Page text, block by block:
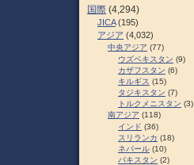
国際 (4,294)
JICA(195)
アジア (4,032)
中央アジア (77)
ウズベキスタン (9)
カザフスタン (6)
キルギス (15)
タジキスタン (7)
トルクメニスタン (3)
南アジア (118)
インド (36)
スリランカ (18)
ネパール (10)
パキスタン (2)